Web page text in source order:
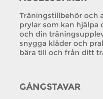
Träningstillbehör och
prylar som kan
och din
snygga kläder och
bära till och från ditt
GÅNGSTAVAR